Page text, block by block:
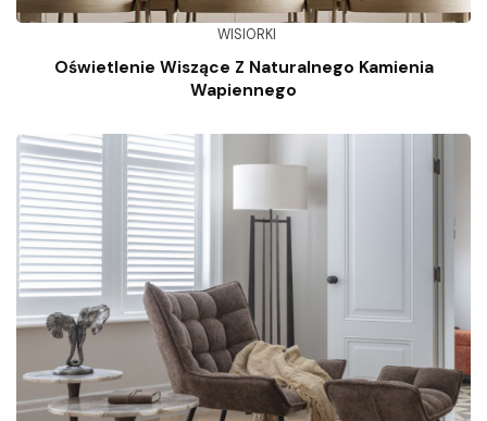
WISIORKI
Oświetlenie Wiszące Z Naturalnego Kamienia
Wapiennego